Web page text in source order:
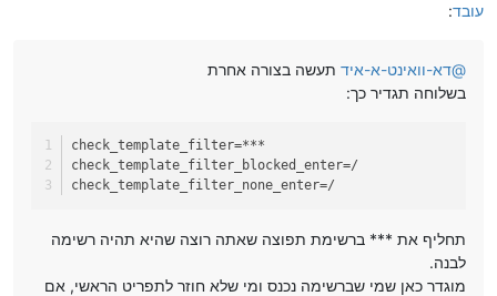
עובד:
@דא-וואינט-א-איד תעשה בצורה אחרת
בשלוחה תגדיר כך:
check_template_filter=***
check_template_filter_blocked_enter=/
check_template_filter_none_enter=/
תחליף את *** ברשימת תפוצה שאתה רוצה שהיא תהיה רשימה
לבנה.
מוגדר כאן שמי שברשימה נכנס ומי שלא חוזר לתפריט הראשי, אם